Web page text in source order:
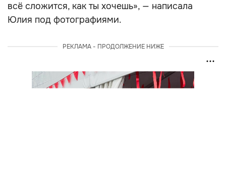
всё сложится, как ты хочешь», — написала
Юлия под фотографиями.
РЕКЛАМА - ПРОДОЛЖЕНИЕ НИЖЕ